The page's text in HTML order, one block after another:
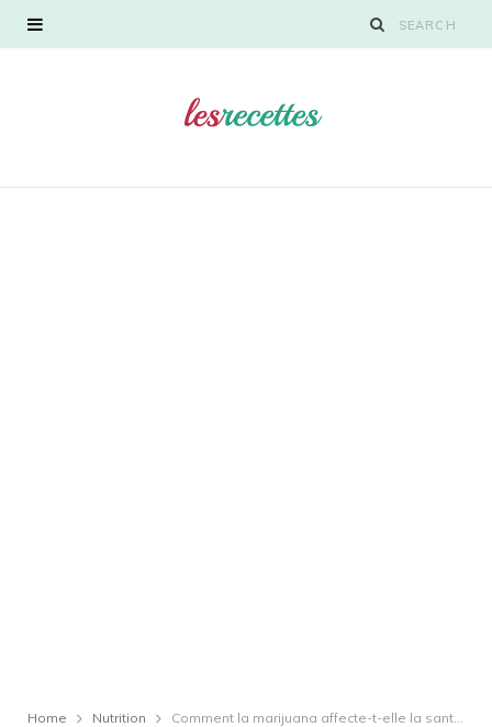
Home Nutrition Comment la marijuana affecte-t-elle la santé du cerveau?Ce que les chercheurs veulent que vous sachiez